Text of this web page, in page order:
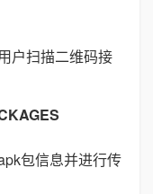
户扫描二维码接
包信息并进行传